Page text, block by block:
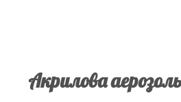
Акрилова